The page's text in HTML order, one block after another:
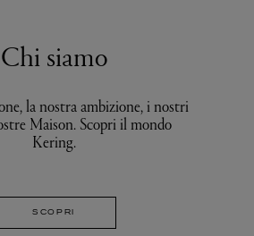
A NOI
Chi siamo
la nostra ambizione, i nostri
Maison. Scopri il mondo
Kering.
SCOPRI